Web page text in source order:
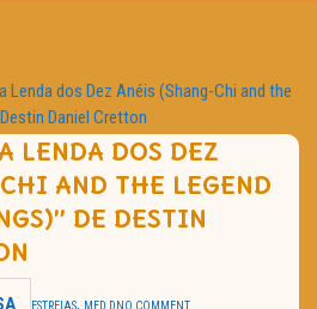
Lenda dos Dez Anéis (Shang-Chi and the
Daniel Cretton
LENDA DOS DEZ
AND THE LEGEND
DE DESTIN
ESTREIAS, MED D NO COMMENT